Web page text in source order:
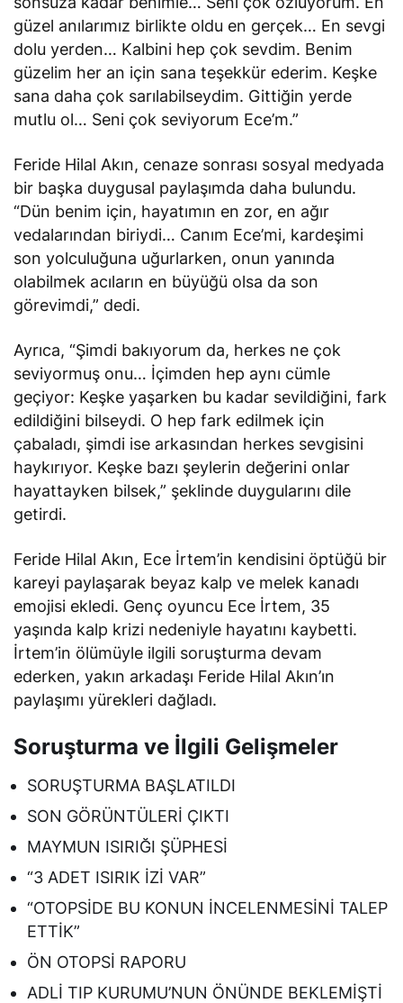
güzel anılarımız birlikte oldu en gerçek… En sevgi
dolu yerden… Kalbini hep çok sevdim. Benim
güzelim her an için sana teşekkür ederim. Keşke
sana daha çok sarılabilseydim. Gittiğin yerde
mutlu ol… Seni çok seviyorum Ece’m.”
Feride Hilal Akın, cenaze sonrası sosyal medyada
bir başka duygusal paylaşımda daha bulundu.
“Dün benim için, hayatımın en zor, en ağır
vedalarından biriydi… Canım Ece’mi, kardeşimi
son yolculuğuna uğurlarken, onun yanında
olabilmek acıların en büyüğü olsa da son
görevimdi,” dedi.
Ayrıca, “Şimdi bakıyorum da, herkes ne çok
seviyormuş onu… İçimden hep aynı cümle
geçiyor: Keşke yaşarken bu kadar sevildiğini, fark
edildiğini bilseydi. O hep fark edilmek için
çabaladı, şimdi ise arkasından herkes sevgisini
haykırıyor. Keşke bazı şeylerin değerini onlar
hayattayken bilsek,” şeklinde duygularını dile
getirdi.
Feride Hilal Akın, Ece İrtem’in kendisini öptüğü bir
kareyi paylaşarak beyaz kalp ve melek kanadı
emojisi ekledi. Genç oyuncu Ece İrtem, 35
yaşında kalp krizi nedeniyle hayatını kaybetti.
İrtem’in ölümüyle ilgili soruşturma devam
ederken, yakın arkadaşı Feride Hilal Akın’ın
paylaşımı yürekleri dağladı.
Soruşturma ve İlgili Gelişmeler
SORUŞTURMA BAŞLATILDI
SON GÖRÜNTÜLERİ ÇIKTI
MAYMUN ISIRIĞI ŞÜPHESİ
“3 ADET ISIRIK İZİ VAR”
“OTOPSİDE BU KONUN İNCELENMESİNİ TALEP
ETTİK”
ÖN OTOPSİ RAPORU
ADLİ TIP KURUMU’NUN ÖNÜNDE BEKLEMİŞTİ